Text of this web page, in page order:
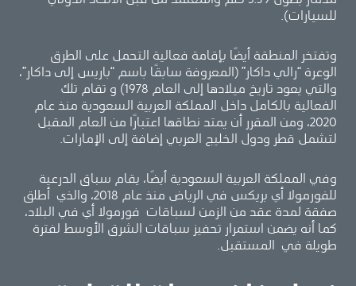
للسيارات).
وتفتخر المنطقة أيضًا بإقامة فعالية التحمل على الطرق
الوعرة “رالي داكار” (المعروفة سابقًا باسم “باريس إلى داكار”،
والتي يعود تاريخ ميلادها إلى العام 1978) و تقام تلك
الفعالية بالكامل داخل المملكة العربية السعودية منذ عام
2020، ومن المقرر أن يمتد نطاقها اعتبارًا من العام المقبل
لتشمل قطر ودول الخليج العربي إضافة إلى الإمارات.
وفي المملكة العربية السعودية أيضًا، يقام سباق الدرعية
للفورمولا أي بريكس في الرياض منذ عام 2018، والذي أطلق
صفقة لمدة عقد من الزمن لسباقات فورمولا أي في البلاد،
كما أنه يضمن استمرار تحفيز سباقات الشرق الأوسط لفترة
طويلة في المستقبل.